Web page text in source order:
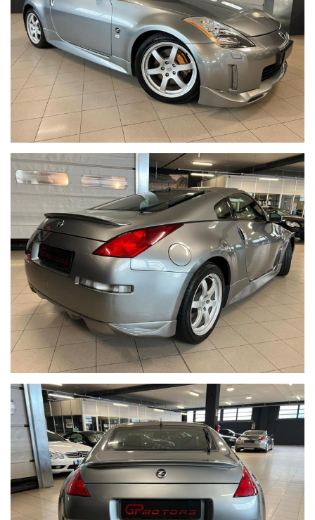
CONSEGNA !
TUTTE LE NOSTRE AUTO VENGONO TAGLIANDATE E
CONTROLATE DA NOI PRE CONSEGNA !
Descrizione vettura
Ormai sempre più difficile da reperire sul mercato, e ancora più rara
da trovare in condizioni di conservazione come questa. La Nissan
350Z è oggi una delle JDM più desiderate e ricercate dagli
costantemente il proprio interesse collezionistico.
Grazie all'età ventennale e alla possibilità di iscrizione ASI, beneficia
di importanti agevolazioni fiscali, con bollo ridotto o esente a
seconda della regione di residenza. Inoltre non è più soggetta al
superbollo e può essere assicurata con polizze storiche
particolarmente vantaggiose.
Questo esemplare si distingue ulteriormente per la presenza di un
raffinato aerokit in stile JDM, capace di esaltare il carattere sportivo
della vettura senza alterarne l'equilibrio estetico e le linee originali. A
completare il tutto troviamo uno scarico JDM dal sound
coinvolgente e inconfondibile, capace di valorizzare al meglio il
celebre V6 Nissan.
Gli interni si presentano in condizioni davvero eccezionali,
praticamente pari al nuovo, così come la meccanica e la carrozzeria,
testimonianza di una cura costante e di una proprietà attenta nel
tempo.
Una vera sportiva analogica, con motore V6 aspirato, trazione
posteriore e un carattere che le moderne sportive faticano a
replicare. Un'auto capace di regalare emozioni autentiche oggi e, al
tempo stesso, di rappresentare un investimento sempre più
interessante per il futuro.
Dati primari vettura
ModelloZ33 - 350Z (EL) V6 3.5 280CV
CarrozzeriaCOUPE'
Motore
VQ35DE